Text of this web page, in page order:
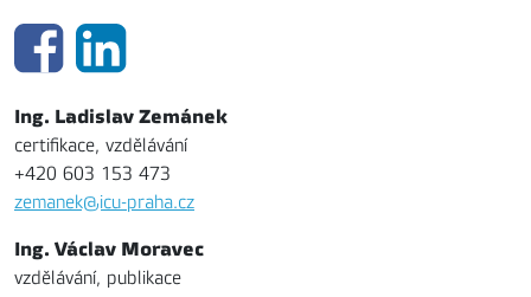
Ing. Ladislav Zemánek
certifikace, vzdělávání
+420 603 153 473
zemanek@icu-praha.cz
Ing. Václav Moravec
vzdělávání, publikace